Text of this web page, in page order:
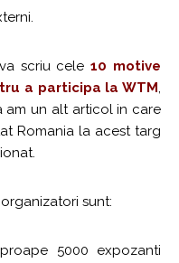
scriu cele10 motive
a participa la WTM,
am un alt articol in care
Romania la acest targ
sunt:
5000 expozanti